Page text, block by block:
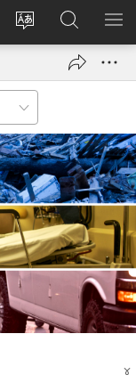
વેબ
ભાષા
લોગ
new
JW.ORG
શોધો